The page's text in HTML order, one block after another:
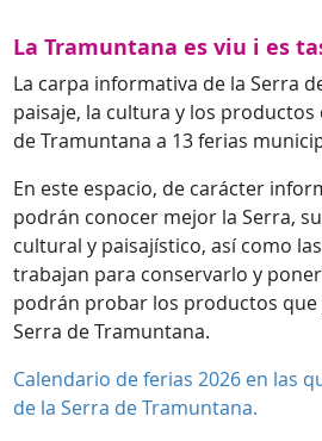
La Tramuntana es viu i es
La carpa informativa de la Serra
paisaje, la cultura y los
de Tramuntana a 13 ferias
En este espacio, de carácter
podrán conocer mejor la Serra,
cultural y paisajístico, así como
trabajan para conservarlo y
podrán probar los productos que
Serra de Tramuntana.
Calendario de ferias 2026 en las
de la Serra de Tramuntana.